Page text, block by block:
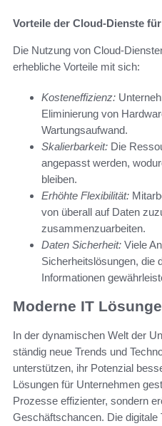
Vorteile der Cloud-Dienste
Die Nutzung von Cloud-
erhebliche Vorteile mit sich:
Kosteneffizienz:
Eliminierung von
Wartungsaufwand.
Skalierbarkeit: Die
angepasst werden,
bleiben.
Erhöhte Flexibilität:
von überall auf Daten
zusammenzuarbeiten.
Daten Sicherheit: Viele
Sicherheitslösungen, die
Informationen
Moderne IT
In der dynamischen Welt der
ständig neue Trends und
unterstützen, ihr Potenzial
Lösungen für Unternehmen
Prozesse effizienter, sondern
Geschäftschancen. Die digitale